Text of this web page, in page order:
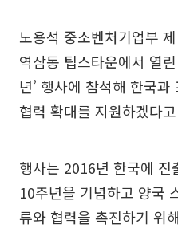
노용석 중소벤처기업부
역삼동 팁스타운에서 열
년’ 행사에 참석해 한국
협력 확대를 지원하겠다
행사는 2016년 한국에 진
10주년을 기념하고 양국
류와 협력을 촉진하기 위